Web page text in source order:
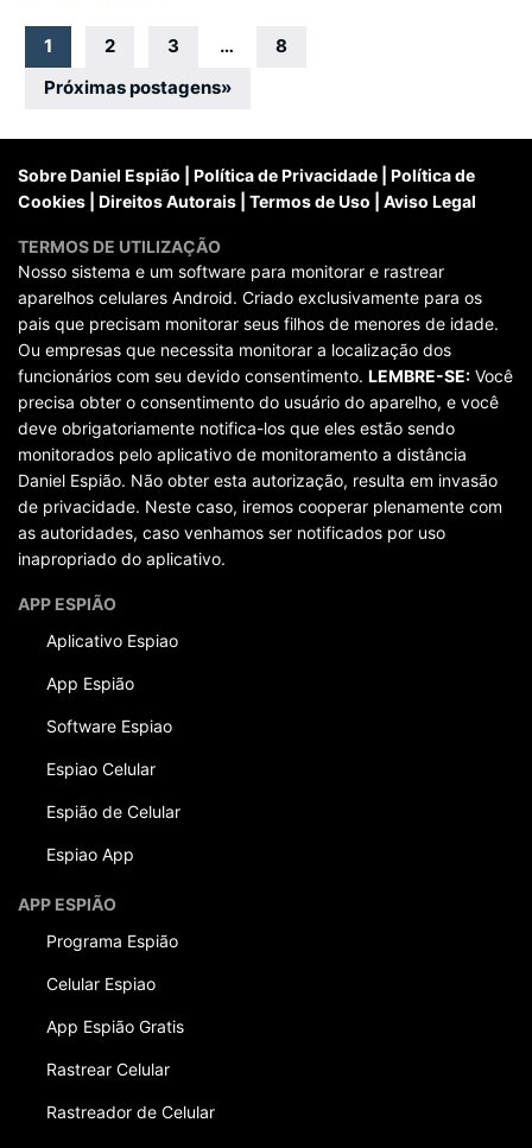
Navegação
por
posts
1 2 3 …
8
Próximas postagens»
Sobre Daniel Espião Política de Privacidade
Política de
Cookies
Direitos Autorais Termos de Uso Aviso Legal
TERMOS DE UTILIZAÇÃO
Nosso sistema e um software para monitorar e rastrear
aparelhos celulares Android. Criado exclusivamente para os
pais que precisam monitorar seus filhos de menores de idade.
Ou empresas que necessita monitorar a localização dos
funcionários com seu devido consentimento. LEMBRE-SE: Você
precisa obter o consentimento do usuário do aparelho, e você
deve obrigatoriamente notifica-los que eles estão sendo
monitorados pelo aplicativo de monitoramento a distância
Daniel Espião. Não obter esta autorização, resulta em invasão
de privacidade. Neste caso, iremos cooperar plenamente com
as autoridades, caso venhamos ser notificados por uso
inapropriado do aplicativo.
APP ESPIÃO
Aplicativo Espiao
App Espião
Software Espiao
Espiao Celular
Espião de Celular
Espiao App
APP ESPIÃO
Programa Espião
Celular Espiao
App Espião Gratis
Rastrear Celular
Rastreador de Celular